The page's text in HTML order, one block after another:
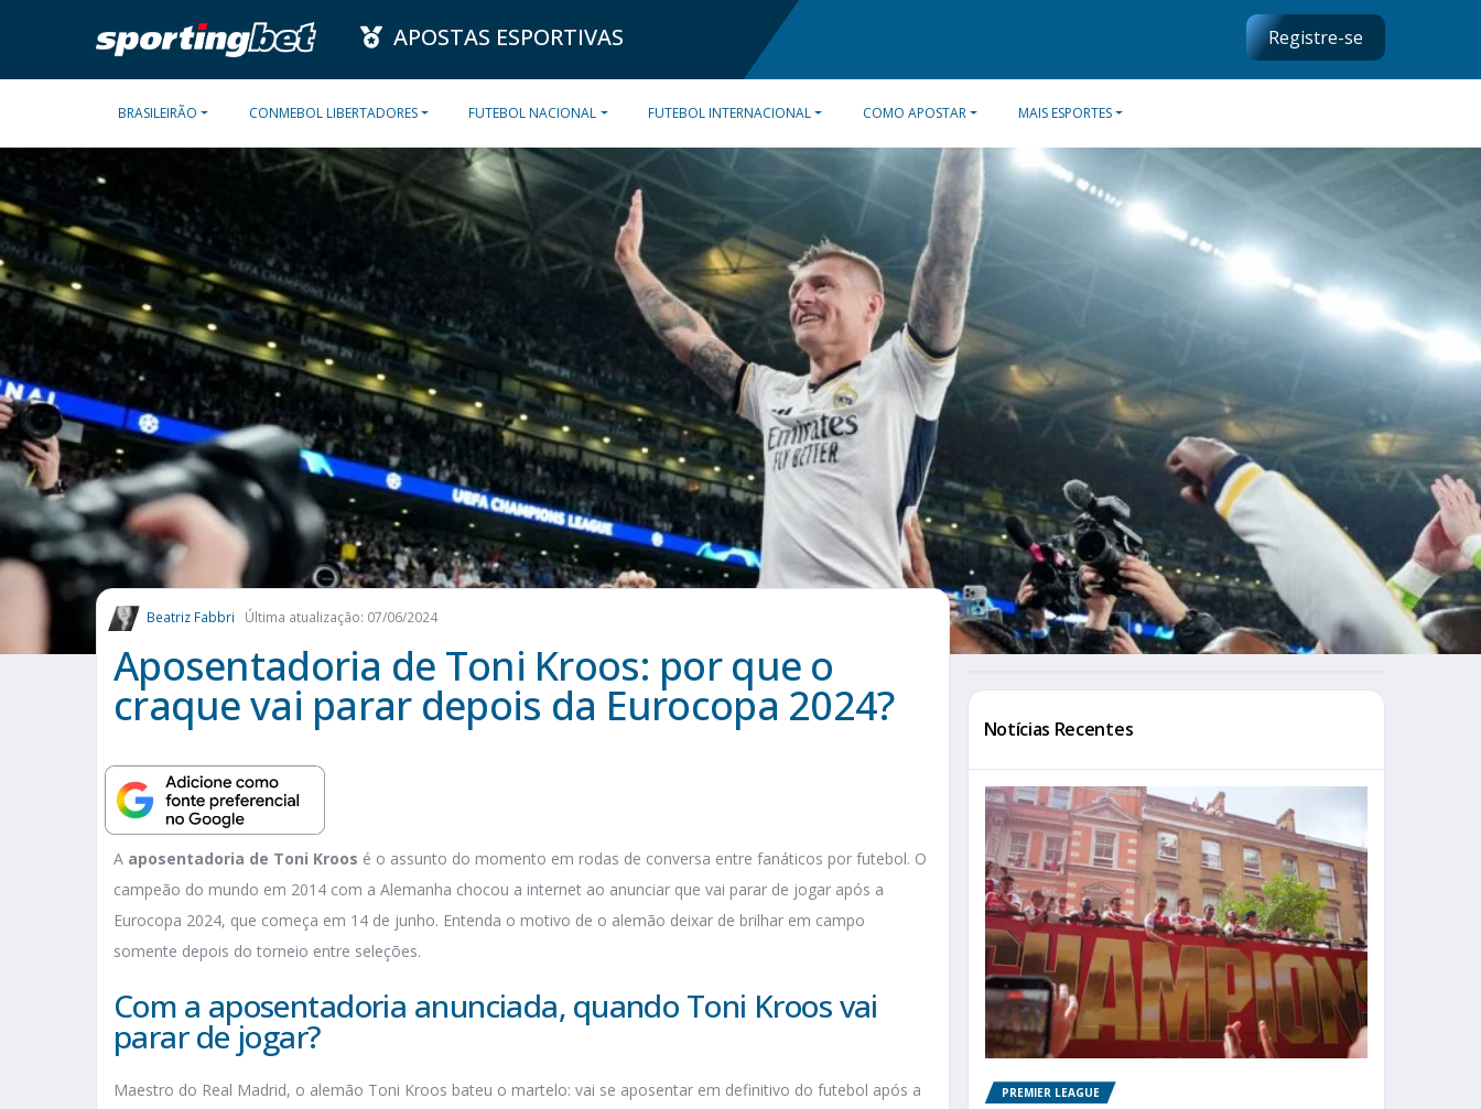
APOSTAS ESPORTIVAS Registre-se
BRASILEIRÃO CONMEBOL LIBERTADORES FUTEBOL NACIONAL FUTEBOL INTERNACIONAL COMO APOSTAR MAIS ESPORTES
Beatriz Fabbri Última atualização: 07/06/2024
Aposentadoria de Toni Kroos: por que o
craque vai parar depois da Eurocopa 2024?
A aposentadoria de Toni Kroos é o assunto do momento em rodas de conversa entre fanáticos por futebol. O
campeão do mundo em 2014 com a Alemanha chocou a internet ao anunciar que vai parar de jogar após a
Eurocopa 2024, que começa em 14 de junho. Entenda o motivo de o alemão deixar de brilhar em campo
somente depois do torneio entre seleções.
Com a aposentadoria anunciada, quando Toni Kroos vai
parar de jogar?
Maestro do Real Madrid, o alemão Toni Kroos bateu o martelo: vai se aposentar em definitivo do futebol após a
Notícias Recentes
PREMIER LEAGUE